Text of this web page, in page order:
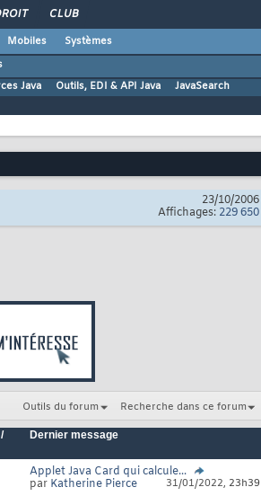
CLUB
Mobiles
Systèmes
Java Outils, EDI & API Java JavaSearch
23/10/2006
Affichages: 229 650
Outils du forum Recherche dans ce forum
Dernier message
Applet Java Card qui calcule...
par Katherine Pierce 31/01/2022, 23h39